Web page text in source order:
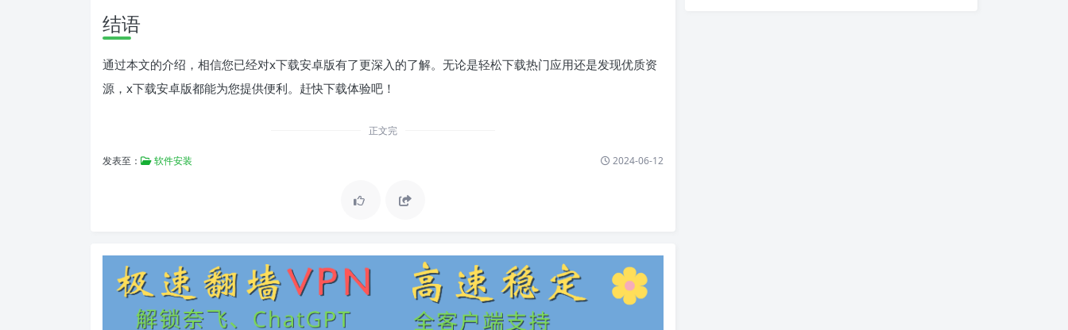
结语
通过本文的介绍，相信您已经对x下载安卓版有了更深入的了解。无论是轻松下载热门应用还是发现优质资
源，x下载安卓版都能为您提供便利。赶快下载体验吧！
正文完
发表至： 软件安装 2024-06-12